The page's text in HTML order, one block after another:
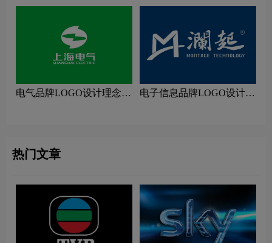
电气品牌LOGO设计理念解
电子信息品牌LOGO设计理
热门文章